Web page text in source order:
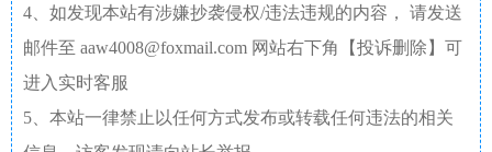
4、如发现本站有涉嫌抄袭侵权/违法违规的内容， 请发送
邮件至 aaw4008@foxmail.com 网站右下角【投诉删除】可
进入实时客服
5、本站一律禁止以任何方式发布或转载任何违法的相关